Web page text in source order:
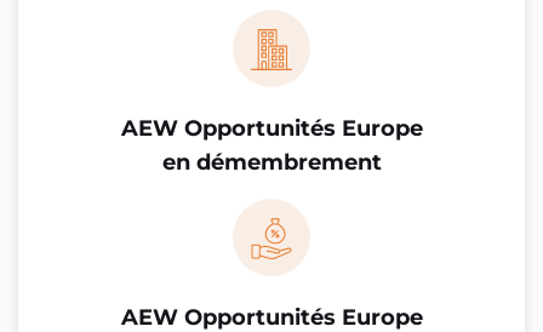
AEW Opportunités Europe
en démembrement
AEW Opportunités Europe